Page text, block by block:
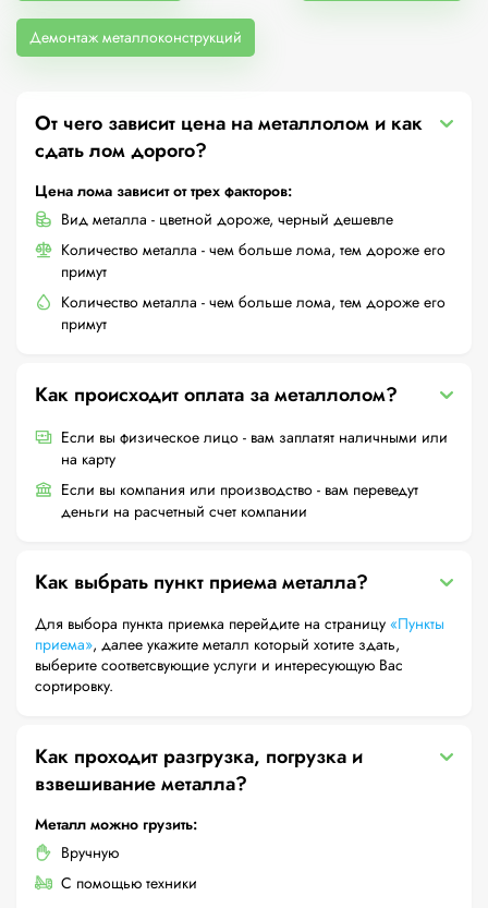
Демонтаж металлоконструкций
От чего зависит цена на металлолом и как
сдать лом дорого?
Цена лома зависит от трех факторов:
Вид металла - цветной дороже, черный дешевле
Количество металла - чем больше лома, тем дороже его
примут
Количество металла - чем больше лома, тем дороже его
примут
Как происходит оплата за металлолом?
Если вы физическое лицо - вам заплатят наличными или
на карту
Если вы компания или производство - вам переведут
деньги на расчетный счет компании
Как выбрать пункт приема металла?
Для выбора пункта приемка перейдите на страницу «Пункты
приема», далее укажите металл который хотите здать,
выберите соответсвующие услуги и интересующую Вас
сортировку.
Как проходит разгрузка, погрузка и
взвешивание металла?
Металл можно грузить:
Вручную
С помощью техники